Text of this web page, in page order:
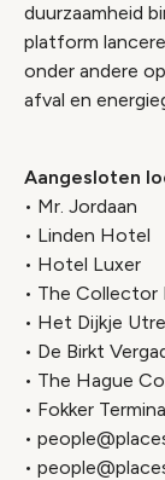
duurzaamheid
platform
onder andere
afval en
Aangesloten
• Mr. Jordaan
• Linden Hotel
• Hotel Luxer
• The
• Het Dijkje
• De Birkt
• The Hague
• Fokker
•
•